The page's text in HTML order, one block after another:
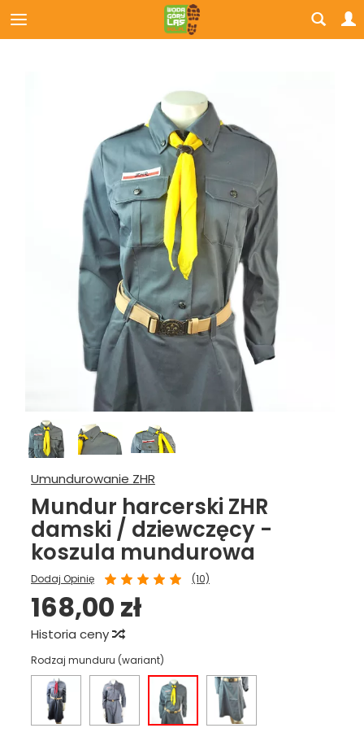
Umundurowanie ZHR
Mundur harcerski ZHR
damski / dziewczęcy -
koszula mundurowa
Dodaj Opinię (10)
168,00 zł
Historia ceny
Rodzaj munduru (wariant)